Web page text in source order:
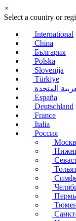
×
Select a country or
International
China
България
Polska
Slovenija
Türkiye
المتحدة
España
Deutschland
France
Italia
Россия
Пермь